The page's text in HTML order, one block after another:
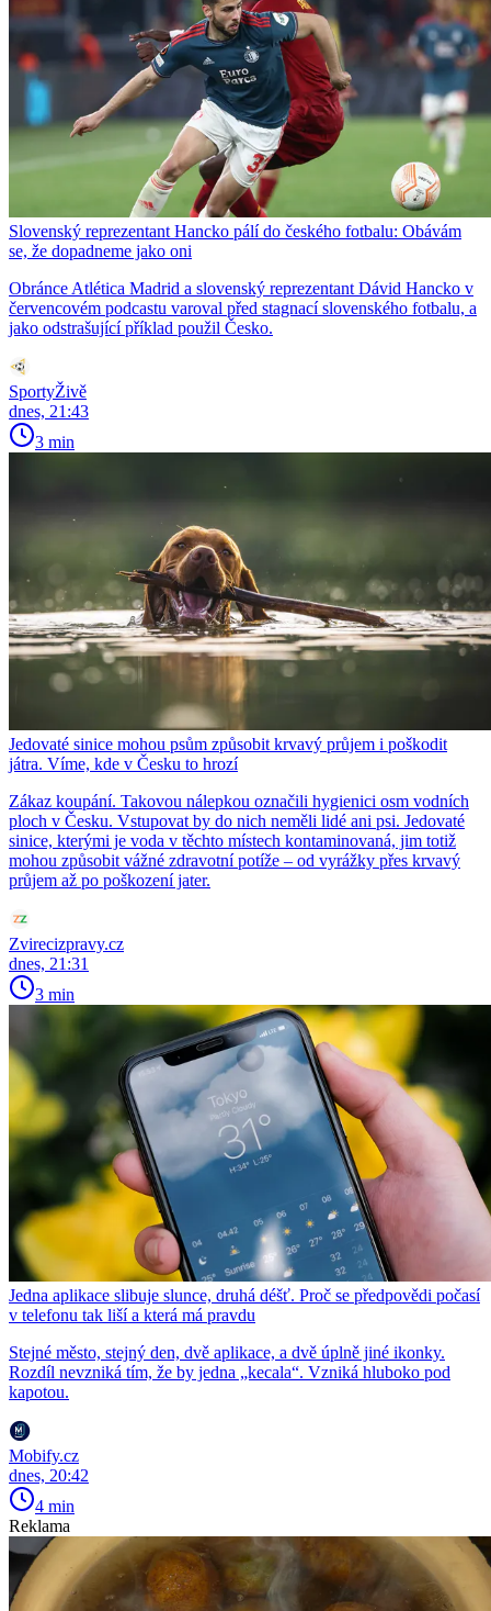
Slovenský reprezentant Hancko pálí do českého fotbalu: Obávám
se, že dopadneme jako oni
Obránce Atlética Madrid a slovenský reprezentant Dávid Hancko v
červencovém podcastu varoval před stagnací slovenského fotbalu, a
jako odstrašující příklad použil Česko.
SportyŽivě
dnes, 21:43
3 min
Jedovaté sinice mohou psům způsobit krvavý průjem i poškodit
játra. Víme, kde v Česku to hrozí
Zákaz koupání. Takovou nálepkou označili hygienici osm vodních
ploch v Česku. Vstupovat by do nich neměli lidé ani psi. Jedovaté
sinice, kterými je voda v těchto místech kontaminovaná, jim totiž
mohou způsobit vážné zdravotní potíže – od vyrážky přes krvavý
průjem až po poškození jater.
Zvirecizpravy.cz
dnes, 21:31
3 min
Jedna aplikace slibuje slunce, druhá déšť. Proč se předpovědi počasí
v telefonu tak liší a která má pravdu
Stejné město, stejný den, dvě aplikace, a dvě úplně jiné ikonky.
Rozdíl nevzniká tím, že by jedna „kecala“. Vzniká hluboko pod
kapotou.
Mobify.cz
dnes, 20:42
4 min
Reklama